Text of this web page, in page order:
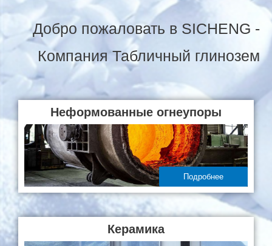
Добро пожаловать в SICHENG -
Компания Табличный глинозем
Неформованные огнеупоры
Подробнее
Керамика